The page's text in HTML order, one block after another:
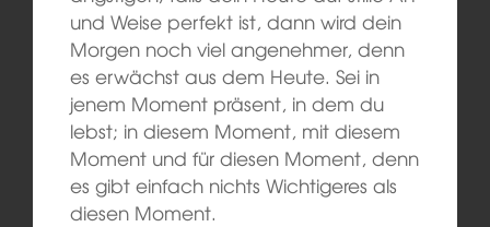
und Weise perfekt ist, dann wird dein
Morgen noch viel angenehmer, denn
es erwächst aus dem Heute. Sei in
jenem Moment präsent, in dem du
lebst; in diesem Moment, mit diesem
Moment und für diesen Moment, denn
es gibt einfach nichts Wichtigeres als
diesen Moment.